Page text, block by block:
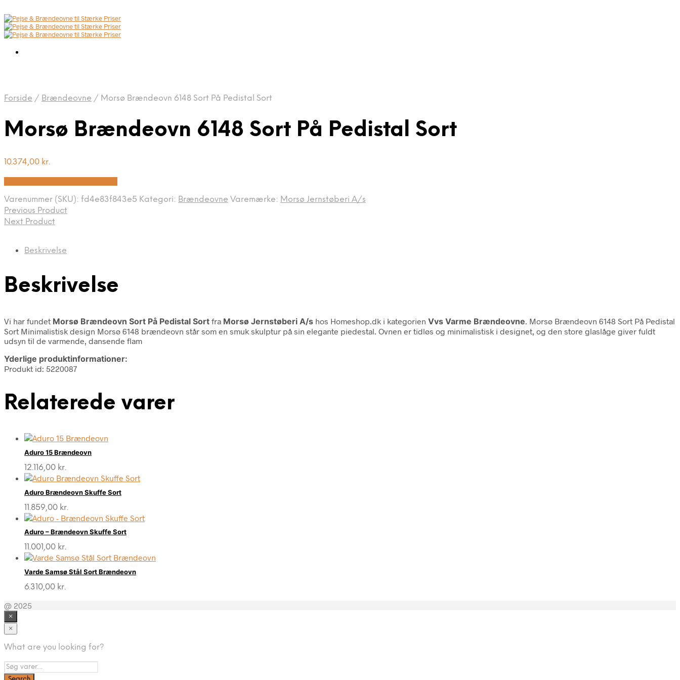
Forside / Brændeovne / Morsø Brændeovn 6148 Sort På Pedistal Sort
Morsø Brændeovn 6148 Sort På Pedistal Sort
10.374,00 kr.
Varenummer (SKU): fd4e83f843e5 Kategori: Brændeovne Varemærke: Morsø Jernstøberi A/s
Previous Product
Next Product
Beskrivelse
Beskrivelse
Vi har fundet Morsø Brændeovn Sort På Pedistal Sort fra Morsø Jernstøberi A/s hos Homeshop.dk i kategorien Vvs Varme Brændeovne . Morsø Brændeovn 6148 Sort På Pedistal
Sort Minimalistisk design Morsø 6148 brændeovn står som en smuk skulptur på sin elegante piedestal. Ovnen er tidløs og minimalistisk i designet, og den store glaslåge giver fuldt
udsyn til de varmende, dansende flam
Yderlige produktinformationer:
Produkt id: 5220087
Relaterede varer
Aduro 15 Brændeovn
12.116,00 kr.
Aduro Brændeovn Skuffe Sort
11.859,00 kr.
Aduro – Brændeovn Skuffe Sort
11.001,00 kr.
Varde Samsø Stål Sort Brændeovn
6.310,00 kr.
@ 2025
×
×
What are you looking for?